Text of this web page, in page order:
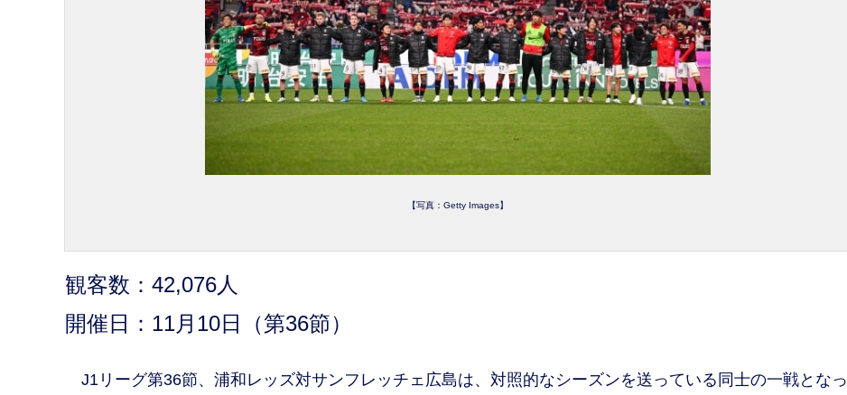
【写真：Getty Images】
観客数：42,076人
開催日：11月10日（第36節）
J1リーグ第36節、浦和レッズ対サンフレッチェ広島は、対照的なシーズンを送っている同士の一戦となっ